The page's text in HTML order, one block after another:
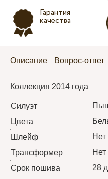
Гарантия
качества
Описание Вопрос-ответ
Коллекция 2014 года
Силуэт
Цвета
Шлейф
Нет
Трансформер
Нет
Срок пошива
28